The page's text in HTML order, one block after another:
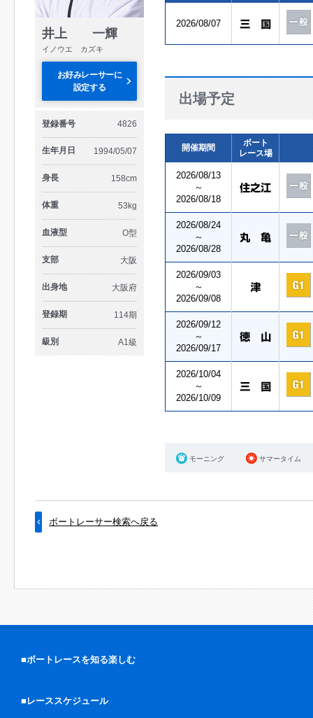
井上 一輝
イノウエ カズキ
お好みレーサーに
設定する
登録番号 4826
生年月日 1994/05/07
身長 158cm
体重 53kg
血液型 O型
支部 大阪
出身地 大阪府
登録期 114期
級別 A1級
2026/08/07
出場予定
開催期間
ボート
レース場
2026/08/13
～
2026/08/18
2026/08/24
～
2026/08/28
2026/09/03
～
2026/09/08
2026/09/12
～
2026/09/17
2026/10/04
～
2026/10/09
モーニング サマータイム
ボートレーサー検索へ戻る
■ボートレースを知る楽しむ
■レーススケジュール